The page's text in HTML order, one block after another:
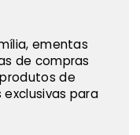
ementas
de compras
de
para